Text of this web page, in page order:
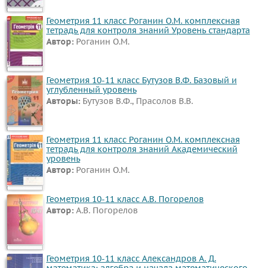
Геометрия 11 класс Роганин О.М. комплексная
тетрадь для контроля знаний Уровень стандарта
Автор: Роганин О.М.
Геометрия 10-11 класс Бутузов В.Ф. Базовый и
углубленный уровень
Авторы: Бутузов В.Ф., Прасолов В.В.
Геометрия 11 класс Роганин О.М. комплексная
тетрадь для контроля знаний Академический
уровень
Автор: Роганин О.М.
Геометрия 10-11 класс А.В. Погорелов
Автор: А.В. Погорелов
Геометрия 10-11 класс Александров А. Д.